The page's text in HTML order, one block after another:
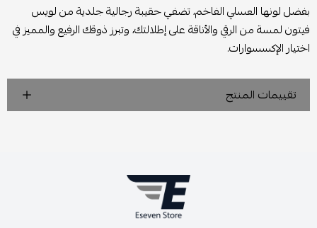
بفضل لونها العسلي الفاخم، تضفي حقيبة رجالية جلدية من لويس
فيتون لمسة من الرقي والأناقة على إطلالتك، وتبرز ذوقك الرفيع والمميز في
اختيار الإكسسوارات.
تقييمات المنتج